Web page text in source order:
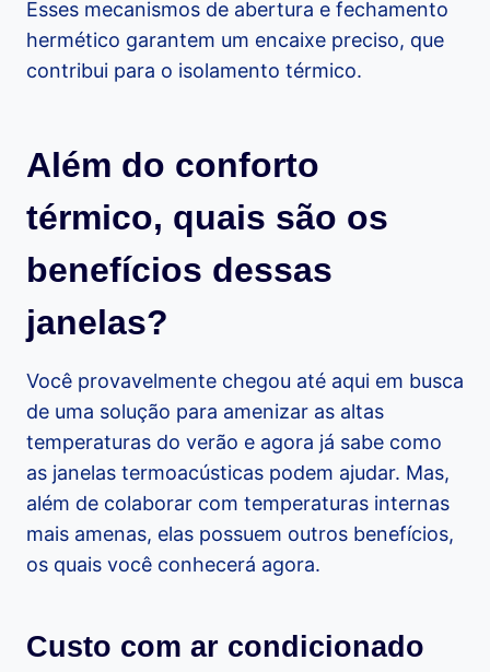
Esses mecanismos de abertura e fechamento
hermético garantem um encaixe preciso, que
contribui para o isolamento térmico.
Além do conforto
térmico, quais são os
benefícios dessas
janelas?
Você provavelmente chegou até aqui em busca
de uma solução para amenizar as altas
temperaturas do verão e agora já sabe como
as janelas termoacústicas podem ajudar. Mas,
além de colaborar com temperaturas internas
mais amenas, elas possuem outros benefícios,
os quais você conhecerá agora.
Custo com ar condicionado